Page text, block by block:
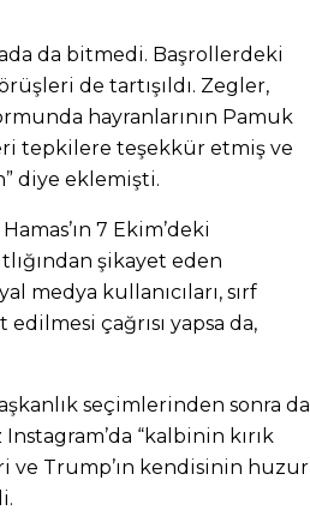
da bitmedi. Başrollerdeki
de tartışıldı. Zegler,
hayranlarının Pamuk
tepkilere teşekkür etmiş ve
diye eklemişti.
7 Ekim’deki
şikayet eden
medya kullanıcıları, sırf
çağrısı yapsa da,
seçimlerinden sonra da
“kalbinin kırık
ve Trump’ın kendisinin huzur